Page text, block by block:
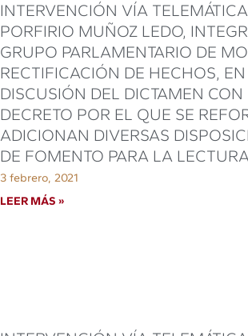
INTERVENCIÓN VÍA
PORFIRIO MUÑOZ LEDO,
GRUPO PARLAMENTARIO DE
RECTIFICACIÓN DE HECHOS,
DISCUSIÓN DEL DICTAMEN CON
DECRETO POR EL QUE SE
ADICIONAN DIVERSAS
DE FOMENTO PARA LA
3 febrero, 2021
LEER MÁS »